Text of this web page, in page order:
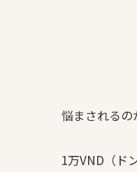
悩まされるの
1万VND（ド